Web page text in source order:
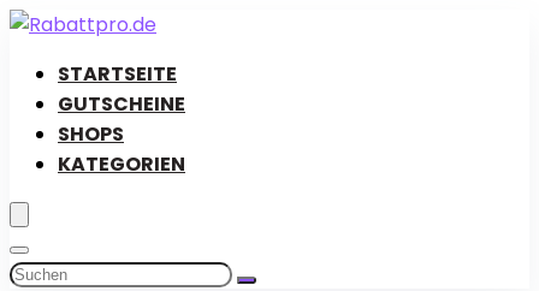
STARTSEITE
GUTSCHEINE
SHOPS
KATEGORIEN